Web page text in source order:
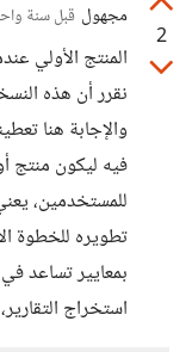
2
مجهول قبل سنة
المنتج الأولي
نقرر أن هذه
والإجابة هنا
فيه ليكون منتج
للمستخدمين،
تطويره للخطوة
بمعايير تساعد
استخراج